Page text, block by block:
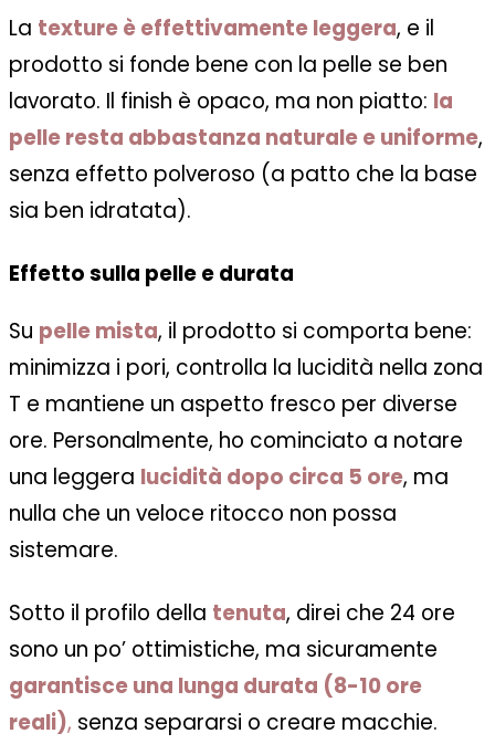
La texture è effettivamente leggera, e il
prodotto si fonde bene con la pelle se ben
lavorato. Il finish è opaco, ma non piatto: la
pelle resta abbastanza naturale e uniforme,
senza effetto polveroso (a patto che la base
sia ben idratata).
Effetto sulla pelle e durata
Su pelle mista, il prodotto si comporta bene:
minimizza i pori, controlla la lucidità nella zona
T e mantiene un aspetto fresco per diverse
ore. Personalmente, ho cominciato a notare
una leggera lucidità dopo circa 5 ore, ma
nulla che un veloce ritocco non possa
sistemare.
Sotto il profilo della tenuta, direi che 24 ore
sono un po’ ottimistiche, ma sicuramente
garantisceuna lunga durata (8-10 ore
reali), senza separarsi o creare macchie.